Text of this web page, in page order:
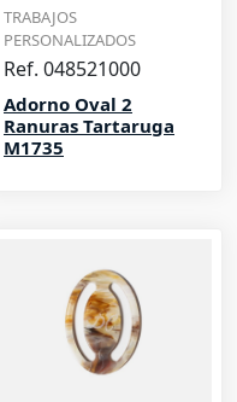
TRABAJOS
PERSONALIZADOS
Ref. 048521000
Adorno Oval 2
Ranuras Tartaruga
M1735